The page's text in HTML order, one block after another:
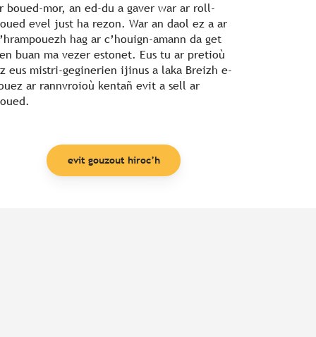
boued-mor, an ed-du a gaver war ar roll-
evel just ha rezon. War an daol ez a ar
hag ar c’houign-amann da get
buan ma vezer estonet. Eus tu ar pretioù
eus mistri-geginerien ijinus a laka Breizh e-
ar rannvroioù kentañ evit a sell ar
evit gouzout hiroc’h